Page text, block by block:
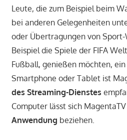
Leute, die zum Beispiel beim
bei anderen Gelegenheiten
oder Übertragungen von
Beispiel die Spiele der FIFA
Fußball, genießen möchten,
Smartphone oder Tablet ist
des Streaming-Dienstes
Computer lässt sich
Anwendung beziehen.